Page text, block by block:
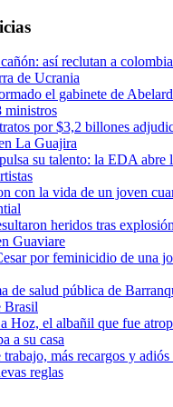
así reclutan a
de Ucrania
el gabinete de
ministros
por $3,2 billones
La Guajira
su talento: la EDA abre
con la vida de un joven
heridos tras
Guaviare
por feminicidio de una
de salud pública de
Brasil
Hoz, el albañil que fue
a su casa
trabajo, más recargos y
reglas